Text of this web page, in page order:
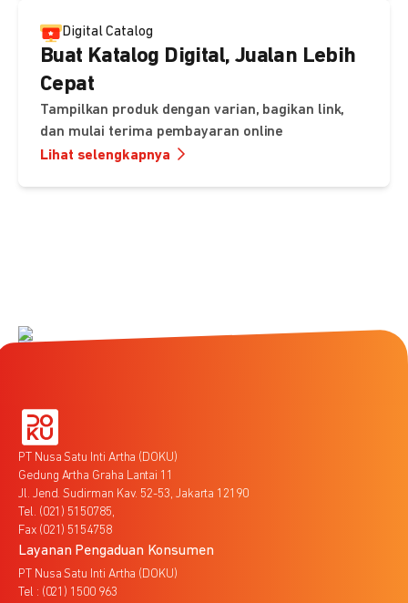
Digital Catalog
Buat Katalog Digital, Jualan Lebih
Cepat
Tampilkan produk dengan varian, bagikan link,
dan mulai terima pembayaran online
Lihat selengkapnya
PT Nusa Satu Inti Artha (DOKU)
Gedung Artha Graha Lantai 11
Jl. Jend. Sudirman Kav. 52-53, Jakarta 12190
Tel. (021) 5150785,
Fax (021) 5154758
Layanan Pengaduan Konsumen
PT Nusa Satu Inti Artha (DOKU)
Tel : (021) 1500 963